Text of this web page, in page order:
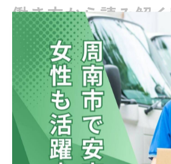
働き方から読み解
能性
働き方別に見る軽貨物のメリッ
軽貨物業界の働き方には、フルタ
目指すスタイルと、プライベート
く働くスタイルがあります。それ
活スタイルや目標に合わせて選択